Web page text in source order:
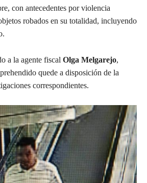
con antecedentes por violencia
robados en su totalidad, incluyendo
a la agente fiscal Olga Melgarejo,
quede a disposición de la
correspondientes.